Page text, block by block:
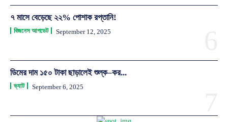
৭ মাসে বেড়েছে ২২% পোশাক রপ্তানি!
বিজনেস আপডেট September 12, 2025
ডিমের দাম ১৫০ টাকা ছাড়ালেই শুল্ক–কর...
ভ্যাট September 6, 2025